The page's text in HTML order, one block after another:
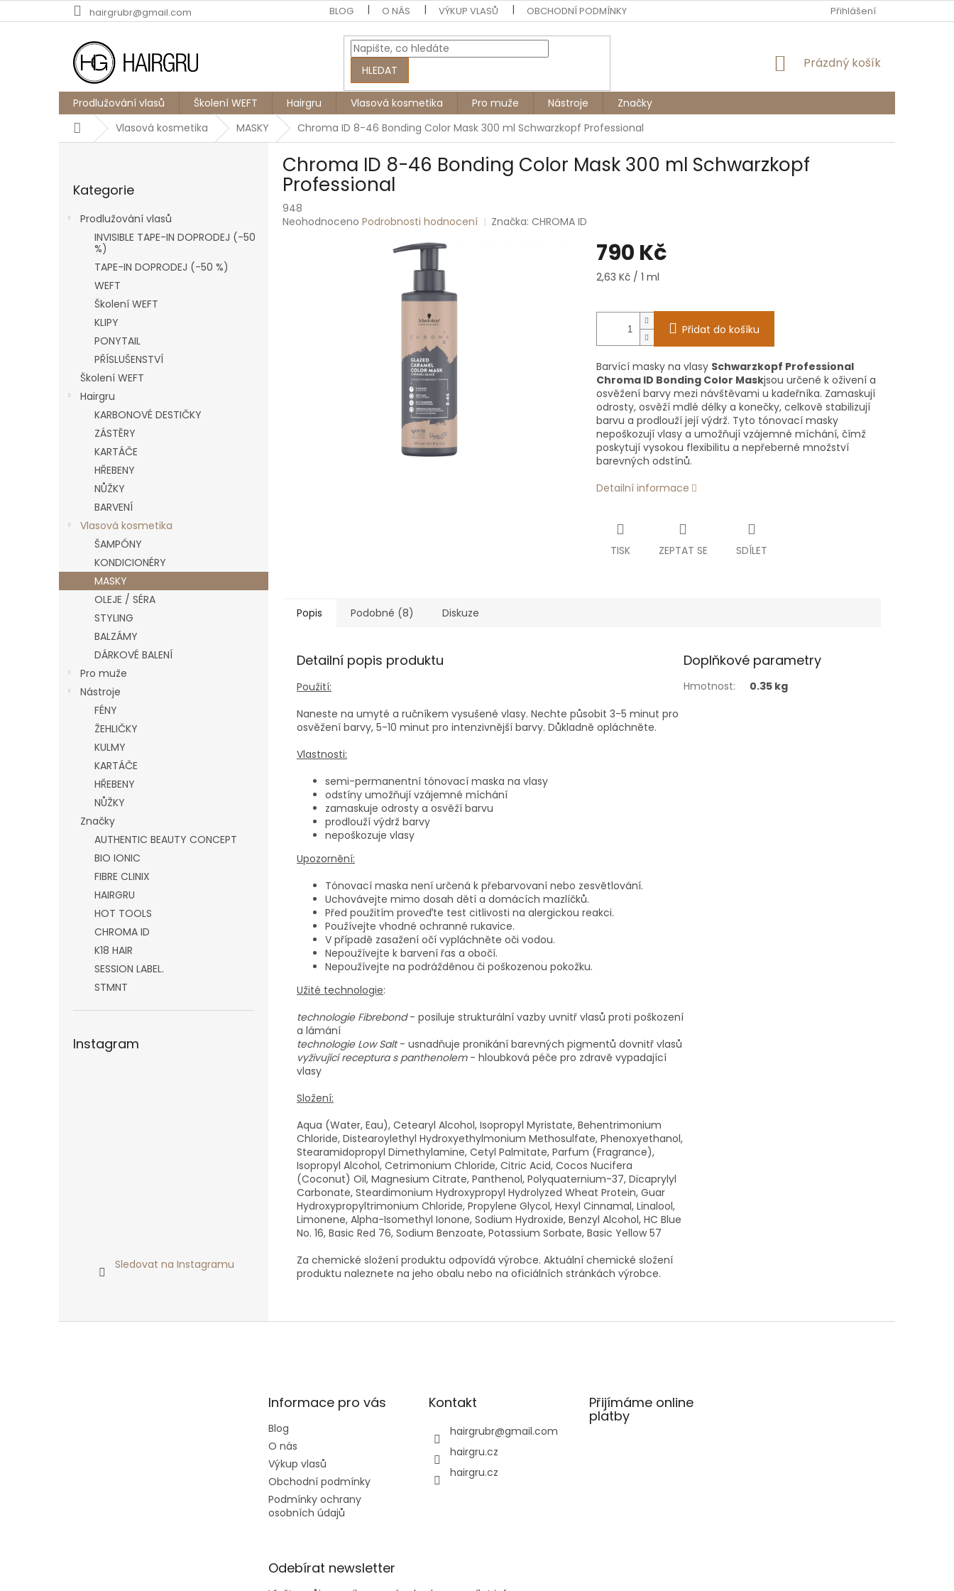
na
hairgrubr@gmail.com BLOG O NÁS VÝKUP VLASŮ OBCHODNÍ PODMÍNKY PODMÍNKY OCHRANY OSOBNÍCH ÚDAJŮPřihlášení
HLEDAT
NÁKUPNÍ
Prázdný košík
Prodlužování vlasů Školení WEFT Hairgru Vlasová kosmetika Pro muže Nástroje
Značky
DomůVlasová kosmetika MASKY Chroma ID 8-46 Bonding Color Mask 300 ml Schwarzkopf Professional
kategorie
Kategorie
Prodlužování vlasů
INVISIBLE TAPE-IN DOPRODEJ (-50
%)
TAPE-IN DOPRODEJ (-50 %)
WEFT
Školení WEFT
KLIPY
PONYTAIL
PŘÍSLUŠENSTVÍ
Školení WEFT
Hairgru
KARBONOVÉ DESTIČKY
ZÁSTĚRY
KARTÁČE
HŘEBENY
NŮŽKY
BARVENÍ
Vlasová kosmetika
ŠAMPÓNY
KONDICIONÉRY
MASKY
OLEJE / SÉRA
STYLING
BALZÁMY
DÁRKOVÉ BALENÍ
Pro muže
Nástroje
FÉNY
ŽEHLIČKY
KULMY
KARTÁČE
HŘEBENY
NŮŽKY
Značky
AUTHENTIC BEAUTY CONCEPT
BIO IONIC
FIBRE CLINIX
HAIRGRU
HOT TOOLS
CHROMA ID
K18 HAIR
SESSION LABEL.
STMNT
Instagram
Sledovat na Instagramu
Chroma ID 8-46 Bonding Color Mask 300 ml Schwarzkopf
Professional
948
Průměrné
Neohodnoceno Podrobnosti hodnocení Značka:CHROMA ID
790 Kč
Měrná
2,63 Kč / 1 ml
Přidat do košíku
Barvící masky na vlasy Schwarzkopf Professional
Chroma ID Bonding Color Maskjsou určené k oživení a
osvěžení barvy mezi návštěvami u kadeřníka. Zamaskují
odrosty, osvěží mdlé délky a konečky, celkově stabilizují
barvu a prodlouží její výdrž. Tyto tónovací masky
nepoškozují vlasy a umožňují vzájemné míchání, čímž
poskytují vysokou flexibilitu a nepřeberné množství
barevných odstínů.
Detailní informace
TISK ZEPTAT SE SDÍLET
Popis Podobné (8) Diskuze
Detailní popis produktu
Použití:
Naneste na umyté a ručníkem vysušené vlasy. Nechte působit 3-5 minut pro
osvěžení barvy, 5-10 minut pro intenzivnější barvy. Důkladně opláchněte.
Vlastnosti:
semi-permanentní tónovací maska na vlasy
odstíny umožňují vzájemné míchání
zamaskuje odrosty a osvěží barvu
prodlouží výdrž barvy
nepoškozuje vlasy
Upozornění:
Tónovací maska není určená k přebarvovaní nebo zesvětlování.
Uchovávejte mimo dosah dětí a domácích mazlíčků.
Před použitím proveďte test citlivosti na alergickou reakci.
Používejte vhodné ochranné rukavice.
V případě zasažení očí vypláchněte oči vodou.
Nepoužívejte k barvení řas a obočí.
Nepoužívejte na podrážděnou či poškozenou pokožku.
Užité technologie:
technologie Fibrebond- posiluje strukturální vazby uvnitř vlasů proti poškození
a lámání
technologie Low Salt- usnadňuje pronikání barevných pigmentů dovnitř vlasů
vyživující receptura s panthenolem- hloubková péče pro zdravě vypadající
vlasy
Složení:
Aqua (Water, Eau), Cetearyl Alcohol, Isopropyl Myristate, Behentrimonium
Chloride, Distearoylethyl Hydroxyethylmonium Methosulfate, Phenoxyethanol,
Stearamidopropyl Dimethylamine, Cetyl Palmitate, Parfum (Fragrance),
Isopropyl Alcohol, Cetrimonium Chloride, Citric Acid, Cocos Nucifera
(Coconut) Oil, Magnesium Citrate, Panthenol, Polyquaternium-37, Dicaprylyl
Carbonate, Steardimonium Hydroxypropyl Hydrolyzed Wheat Protein, Guar
Hydroxypropyltrimonium Chloride, Propylene Glycol, Hexyl Cinnamal, Linalool,
Limonene, Alpha-Isomethyl Ionone, Sodium Hydroxide, Benzyl Alcohol, HC Blue
No. 16, Basic Red 76, Sodium Benzoate, Potassium Sorbate, Basic Yellow 57
Za chemické složení produktu odpovídá výrobce. Aktuální chemické složení
produktu naleznete na jeho obalu nebo na oficiálních stránkách výrobce.
Doplňkové parametry
Hmotnost: 0.35 kg
Informace pro vás
Blog
O nás
Výkup vlasů
Obchodní podmínky
Podmínky ochrany
osobních údajů
Kontakt
hairgrubr@gmail.com
hairgru.cz
hairgru.cz
Přijímáme online
platby
Odebírat newsletter